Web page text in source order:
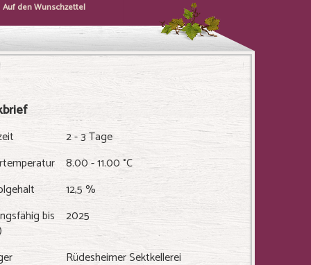
Auf den Wunschzettel
2 - 3 Tage
8.00 - 11.00 °C
12,5 %
bis
2025
Rüdesheimer Sektkellerei